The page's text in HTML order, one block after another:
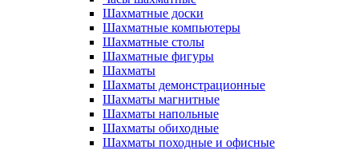
Шахматные доски
Шахматные компьютеры
Шахматные столы
Шахматные фигуры
Шахматы
Шахматы демонстрационные
Шахматы магнитные
Шахматы напольные
Шахматы обиходные
Шахматы походные и офисные